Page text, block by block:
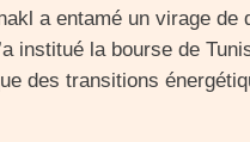
a entamé un virage de
institué la bourse de
des transitions